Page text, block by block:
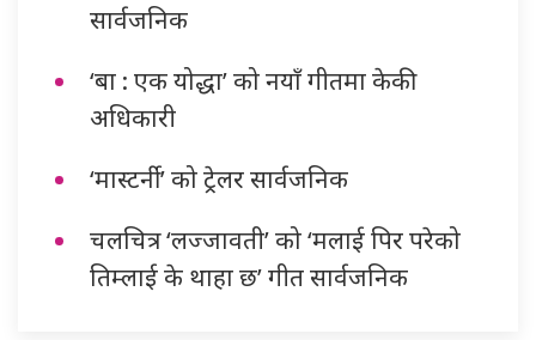
सार्वजनिक
‘बा : एक योद्धा’ को नयाँ गीतमा केकी
अधिकारी
‘मास्टर्नी’ को ट्रेलर सार्वजनिक
चलचित्र ‘लज्जावती’ को ‘मलाई पिर परेको
तिम्लाई के थाहा छ’ गीत सार्वजनिक